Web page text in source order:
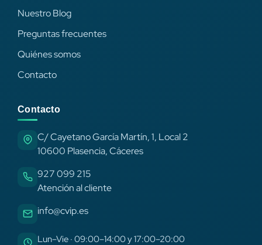
Nuestro Blog
Preguntas frecuentes
Quiénes somos
Contacto
Contacto
C/ Cayetano García Martín, 1, Local 2
10600 Plasencia, Cáceres
927 099 215
Atención al cliente
info@cvip.es
Lun–Vie · 09:00–14:00 y 17:00–20:00